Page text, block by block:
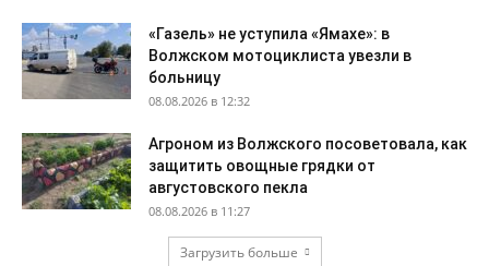
«Газель» не уступила «Ямахе»: в
Волжском мотоциклиста увезли в
больницу
08.08.2026 в 12:32
Агроном из Волжского посоветовала, как
защитить овощные грядки от
августовского пекла
08.08.2026 в 11:27
Загрузить больше